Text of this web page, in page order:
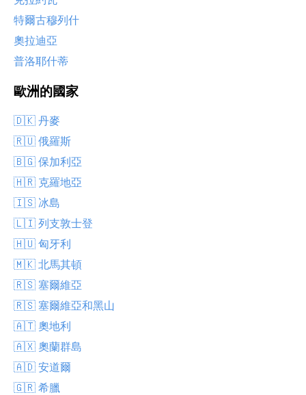
特爾古穆列什
奧拉迪亞
普洛耶什蒂
歐洲的國家
🇩🇰 丹麥
🇷🇺 俄羅斯
🇧🇬 保加利亞
🇭🇷 克羅地亞
🇮🇸 冰島
🇱🇮 列支敦士登
🇭🇺 匈牙利
🇲🇰 北馬其頓
🇷🇸 塞爾維亞
🇷🇸 塞爾維亞和黑山
🇦🇹 奧地利
🇦🇽 奧蘭群島
🇦🇩 安道爾
🇬🇷 希臘